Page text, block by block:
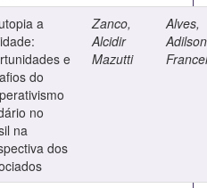
a
e
do
no
na
dos
Zanco,
Alcidir
Mazutti
Alves,
Adilson